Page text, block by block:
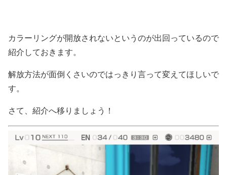
カラーリングが開放されないというのが出回っているので
紹介しておきます。
解放方法が面倒くさいのではっきり言って変えてほしいで
す。
さて、紹介へ移りましょう！